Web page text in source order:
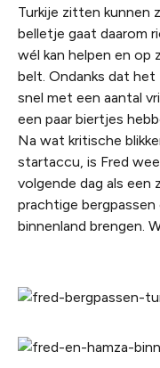
Turkije zitten kunnen
belletje gaat daarom
wél kan helpen en op
belt. Ondanks dat
snel met een aantal
een paar biertjes
Na wat kritische
startaccu, is Fred
volgende dag als een
prachtige
binnenland brengen.